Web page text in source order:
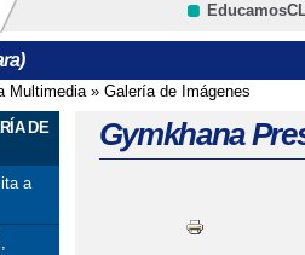
ANUNCIOS Y
aquí
Multimedia» Galería de Imágenes
DE
a
Gymkhana